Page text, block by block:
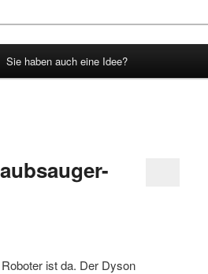
Magazin
Sie haben auch eine Idee?
ist da. Der Dyson